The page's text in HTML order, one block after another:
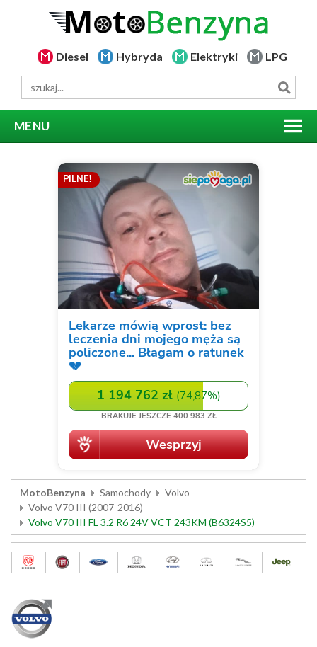
Diesel Hybryda Elektryki LPG
MENU
MotoBenzyna Samochody
Volvo
Volvo V70 III (2007-2016)
Volvo V70 III FL 3.2 R6 24V VCT 243KM (B6324S5)